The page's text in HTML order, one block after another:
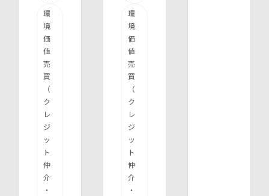
環
境
価
値
売
買
（
ク
レ
ジ
ッ
ト
仲
介
・
環
境
価
値
売
買
（
ク
レ
ジ
ッ
ト
仲
介
・